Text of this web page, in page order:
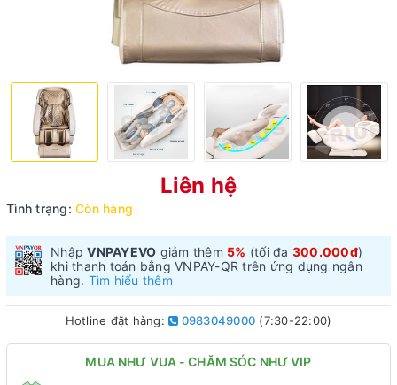
Liên hệ
Tình trạng: Còn hàng
NhậpVNPAYEVO giảm thêm 5% (tối đa 300.000đ)
khi thanh toán bằng VNPAY-QR trên ứng dụng ngân
hàng. Tìm hiểu thêm
Hotline đặt hàng: 0983049000 (7:30-22:00)
MUA NHƯ VUA - CHĂM SÓC NHƯ VIP